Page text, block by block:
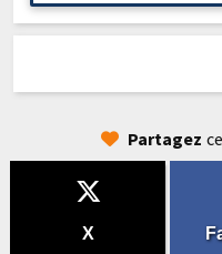
Partagez
X